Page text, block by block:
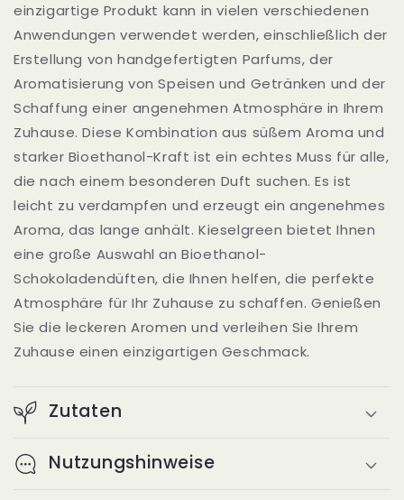
einzigartige Produkt kann in vielen verschiedenen
Anwendungen verwendet werden, einschließlich der
Erstellung von handgefertigten Parfums, der
Aromatisierung von Speisen und Getränken und der
Schaffung einer angenehmen Atmosphäre in Ihrem
Zuhause. Diese Kombination aus süßem Aroma und
starker Bioethanol-Kraft ist ein echtes Muss für alle,
die nach einem besonderen Duft suchen. Es ist
leicht zu verdampfen und erzeugt ein angenehmes
Aroma, das lange anhält. Kieselgreen bietet Ihnen
eine große Auswahl an Bioethanol-
Schokoladendüften, die Ihnen helfen, die perfekte
Atmosphäre für Ihr Zuhause zu schaffen. Genießen
Sie die leckeren Aromen und verleihen Sie Ihrem
Zuhause einen einzigartigen Geschmack.
Zutaten
Nutzungshinweise